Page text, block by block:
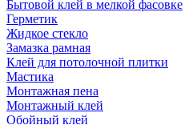
Бытовой клей в мелкой фасовке
Герметик
Жидкое стекло
Замазка рамная
Клей для потолочной плитки
Мастика
Монтажная пена
Монтажный клей
Обойный клей